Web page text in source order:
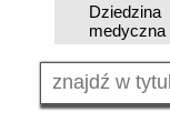
Dziedzina
medyczna